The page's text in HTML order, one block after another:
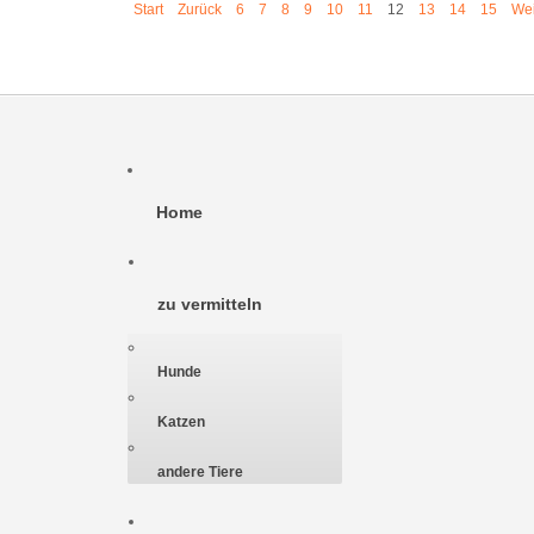
Start Zurück 6 7 8 9 10 11 12 13 14 15
Home
zu vermitteln
Hunde
Katzen
andere Tiere